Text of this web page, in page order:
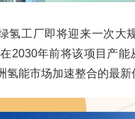
氢工厂即将迎来一次大
2030年前将该项目产能
氢能市场加速整合的最新